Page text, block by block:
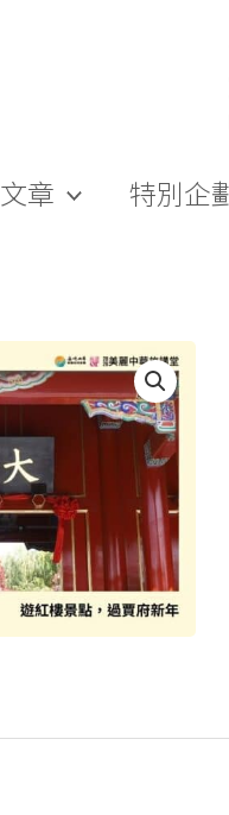
文章 特別企